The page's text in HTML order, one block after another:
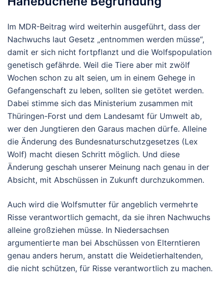
Im MDR-Beitrag wird weiterhin ausgeführt, dass der
Nachwuchs laut Gesetz „entnommen werden müsse“,
damit er sich nicht fortpflanzt und die Wolfspopulation
genetisch gefährde. Weil die Tiere aber mit zwölf
Wochen schon zu alt seien, um in einem Gehege in
Gefangenschaft zu leben, sollten sie getötet werden.
Dabei stimme sich das Ministerium zusammen mit
Thüringen-Forst und dem Landesamt für Umwelt ab,
wer den Jungtieren den Garaus machen dürfe. Alleine
die Änderung des Bundesnaturschutzgesetzes (Lex
Wolf) macht diesen Schritt möglich. Und diese
Änderung geschah unserer Meinung nach genau in der
Absicht, mit Abschüssen in Zukunft durchzukommen.
Auch wird die Wolfsmutter für angeblich vermehrte
Risse verantwortlich gemacht, da sie ihren Nachwuchs
alleine großziehen müsse. In Niedersachsen
argumentierte man bei Abschüssen von Elterntieren
genau anders herum, anstatt die Weidetierhaltenden,
die nicht schützen, für Risse verantwortlich zu machen.